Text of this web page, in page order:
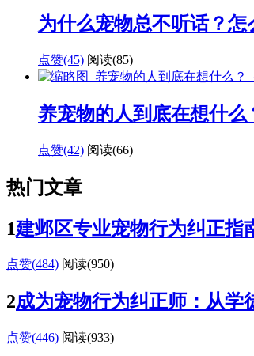
为什么宠物总不听话？怎
点赞(45) 阅读(85)
养宠物的人到底在想什么
点赞(42) 阅读(66)
热门文章
1建邺区专业宠物行为纠正指
点赞(484) 阅读(950)
2成为宠物行为纠正师：从学
点赞(446) 阅读(933)